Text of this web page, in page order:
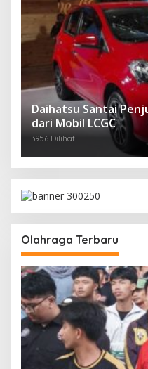
Daihatsu Santai
dari Mobil LCGC
3956 Dilihat
Olahraga Terbaru